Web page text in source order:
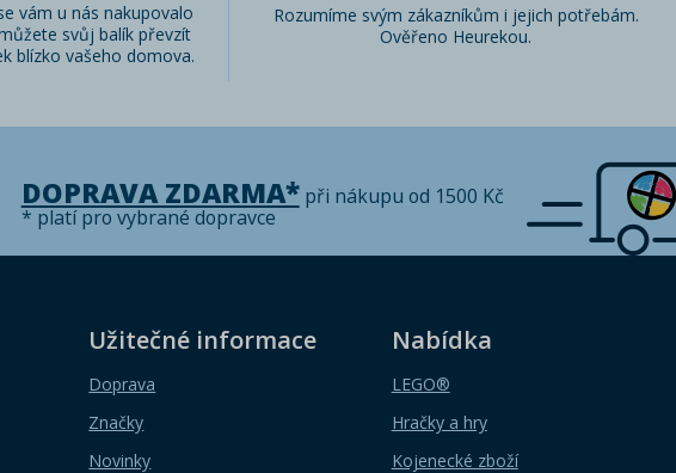
vám u nás nakupovalo
svůj balík převzít
blízko vašeho domova.
Rozumíme svým zákazníkům i jejich potřebám.
Ověřeno Heurekou.
DOPRAVA ZDARMA*při nákupu od 1500 Kč
* platí pro vybrané dopravce
Užitečné informace
Doprava
Značky
Novinky
Nabídka
LEGO®
Hračky a hry
Kojenecké zboží